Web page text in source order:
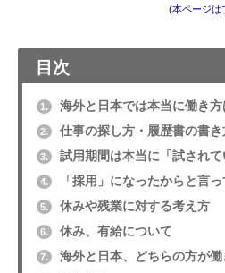
(本ページは
目次
1. 海外と日本では本当に働き方
2. 仕事の探し方・履歴書の書き
3. 試用期間は本当に「試されて
4. 「採用」になったからと言
5. 休みや残業に対する考え方
6. 休み、有給について
7. 海外と日本、どちらの方が働